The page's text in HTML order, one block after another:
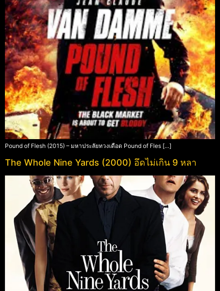
Pound of Flesh (2015) – มหาประลัยทวงเดือด Pound of Fles […]
The Whole Nine Yards (2000) อึดไม่เกิน 9 หลา